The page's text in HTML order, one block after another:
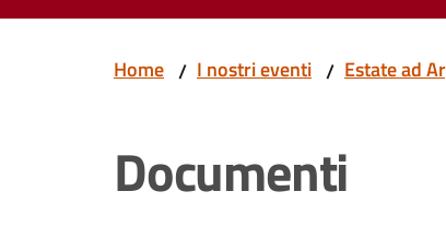
Home / I nostri eventi / Estate ad
Documenti